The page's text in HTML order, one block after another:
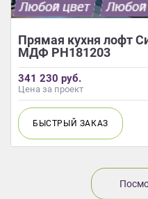
Прямая кухня лофт
МДФ РН181203
341 230 руб.
Цена за проект
БЫСТРЫЙ ЗАКАЗ